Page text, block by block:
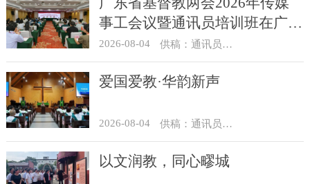
事工会议暨通讯员培训班在广州
举办
2026-08-04 供稿：通讯员 汪浩
爱国爱教·华韵新声
2026-08-04 供稿：通讯员 景健美
以文润教，同心疁城